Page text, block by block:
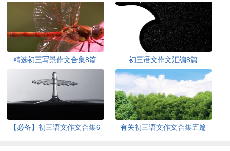
精选初三写景作文合集8篇 初三语文作文汇编8篇
【必备】初三语文作文合集6
有关初三语文作文合集五篇